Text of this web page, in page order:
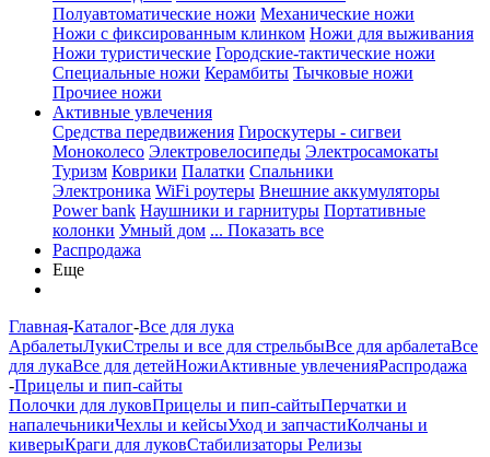
Полуавтоматические ножи Механические ножи
Ножи с фиксированным клинком Ножи для выживания
Ножи туристические Городские-тактические ножи
Специальные ножи Керамбиты Тычковые ножи
Прочиее ножи
Активные увлечения
Средства передвижения Гироскутеры - сигвеи
Моноколесо Электровелосипеды Электросамокаты
Туризм Коврики Палатки Спальники
Электроника WiFi роутеры Внешние аккумуляторы
Power bank Наушники и гарнитуры Портативные
колонки Умный дом ... Показать все
Распродажа
Еще
Главная-Каталог-Все для лука
АрбалетыЛукиСтрелы и все для стрельбыВсе для арбалетаВсе
для лукаВсе для детейНожиАктивные увлеченияРаспродажа
-Прицелы и пип-сайты
Полочки для луковПрицелы и пип-сайтыПерчатки и
напалечьникиЧехлы и кейсыУход и запчастиКолчаны и
киверыКраги для луковСтабилизаторы Релизы